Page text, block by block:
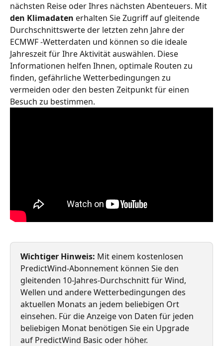
nächsten Reise oder Ihres nächsten Abenteuers. Mit
den Klimadaten erhalten Sie Zugriff auf gleitende
Durchschnittswerte der letzten zehn Jahre der
ECMWF -Wetterdaten und können so die ideale
Jahreszeit für Ihre Aktivität auswählen. Diese
Informationen helfen Ihnen, optimale Routen zu
finden, gefährliche Wetterbedingungen zu
vermeiden oder den besten Zeitpunkt für einen
Besuch zu bestimmen.
Wichtiger Hinweis: Mit einem kostenlosen
PredictWind-Abonnement können Sie den
gleitenden 10-Jahres-Durchschnitt für Wind,
Wellen und andere Wetterbedingungen des
aktuellen Monats an jedem beliebigen Ort
einsehen. Für die Anzeige von Daten für jeden
beliebigen Monat benötigen Sie ein Upgrade
auf PredictWind Basic oder höher.